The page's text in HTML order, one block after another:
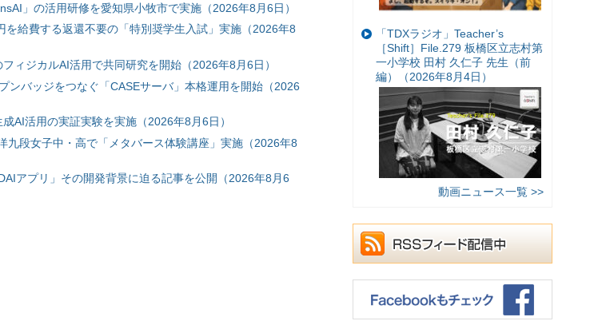
」の活用研修を愛知県小牧市で実施（2026年8月6日）
給費する返還不要の「特別奨学生入試」実施（2026年8
ィジカルAI活用で共同研究を開始（2026年8月6日）
ンバッジをつなぐ「CASEサーバ」本格運用を開始（2026
AI活用の実証実験を実施（2026年8月6日）
九段女子中・高で「メタバース体験講座」実施（2026年8
アプリ」その開発背景に迫る記事を公開（2026年8月6
「TDXラジオ」Teacher’s
［Shift］File.279 板橋区立志村第
一小学校 田村 久仁子 先生（前
編）（2026年8月4日）
動画ニュース一覧 >>